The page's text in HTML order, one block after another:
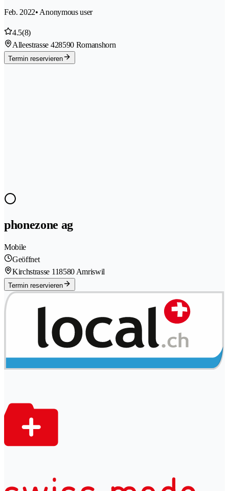
Feb. 2022• Anonymous user
4.5(8)
Alleestrasse 428590 Romanshorn
Termin reservieren
phonezone ag
Mobile
Geöffnet
Kirchstrasse 118580 Amriswil
Termin reservieren